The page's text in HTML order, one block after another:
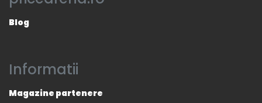
Blog
Informatii
Magazine partenere